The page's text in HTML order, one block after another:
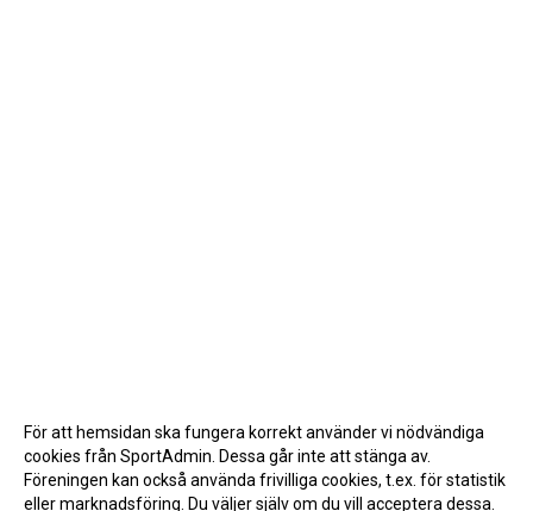
För att hemsidan ska fungera korrekt använder vi nödvändiga
cookies från SportAdmin. Dessa går inte att stänga av.
Föreningen kan också använda frivilliga cookies, t.ex. för statistik
eller marknadsföring. Du väljer själv om du vill acceptera dessa.